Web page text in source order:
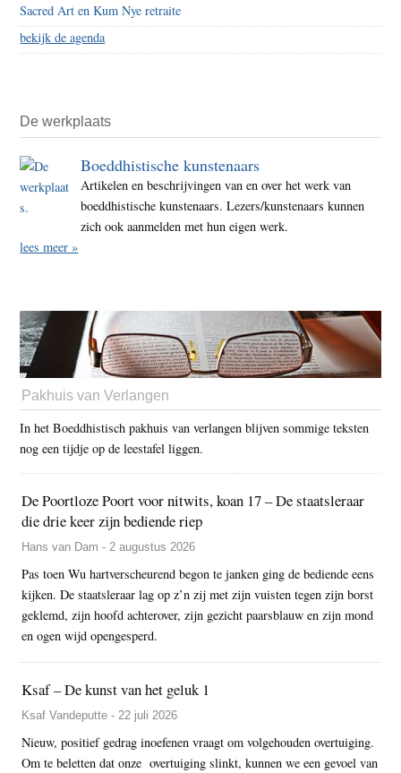
Sacred Art en Kum Nye retraite
bekijk de agenda
De werkplaats
Boeddhistische kunstenaars
Artikelen en beschrijvingen van en over het werk van
boeddhistische kunstenaars. Lezers/kunstenaars kunnen
zich ook aanmelden met hun eigen werk.
lees meer »
Pakhuis van Verlangen
In het Boeddhistisch pakhuis van verlangen blijven sommige teksten
nog een tijdje op de leestafel liggen.
De Poortloze Poort voor nitwits, koan 17 – De staatsleraar
die drie keer zijn bediende riep
Hans van Dam - 2 augustus 2026
Pas toen Wu hartverscheurend begon te janken ging de bediende eens
kijken. De staatsleraar lag op z’n zij met zijn vuisten tegen zijn borst
geklemd, zijn hoofd achterover, zijn gezicht paarsblauw en zijn mond
en ogen wijd opengesperd.
Ksaf – De kunst van het geluk 1
Ksaf Vandeputte - 22 juli 2026
Nieuw, positief gedrag inoefenen vraagt om volgehouden overtuiging.
Om te beletten dat onze overtuiging slinkt, kunnen we een gevoel van